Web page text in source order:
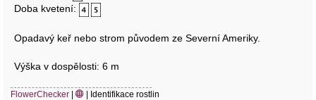
Amelanchier oblongifolia
Aronia affinis ,Aronia botryapium, Aronia botryapiumvar.
Aronia ovalis, Crataegus amoena
Pyrus botryapium,Pyrus neumanniana
Doba kvetení:
Opadavý keř nebo strom původem ze Severní Ameriky.
Výška v dospělosti: 6 m
FlowerChecker |
| Identifikace rostlin